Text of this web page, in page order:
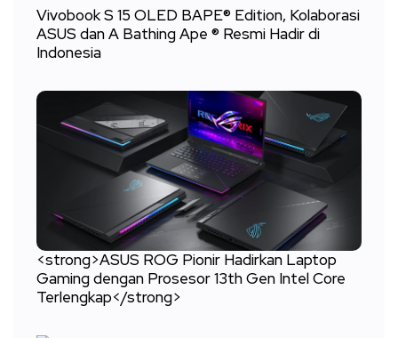
Vivobook S 15 OLED BAPE® Edition, Kolaborasi
ASUS dan A Bathing Ape ® Resmi Hadir di
Indonesia
<strong>ASUS ROG Pionir Hadirkan Laptop
Gaming dengan Prosesor 13th Gen Intel Core
Terlengkap</strong>